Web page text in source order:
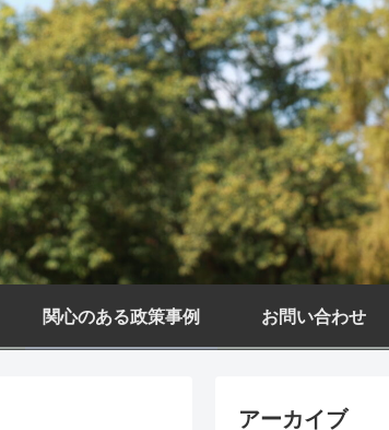
関心のある政策事例 お問い合わせ
アーカイブ